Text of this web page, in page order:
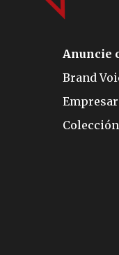
Anuncie
Brand